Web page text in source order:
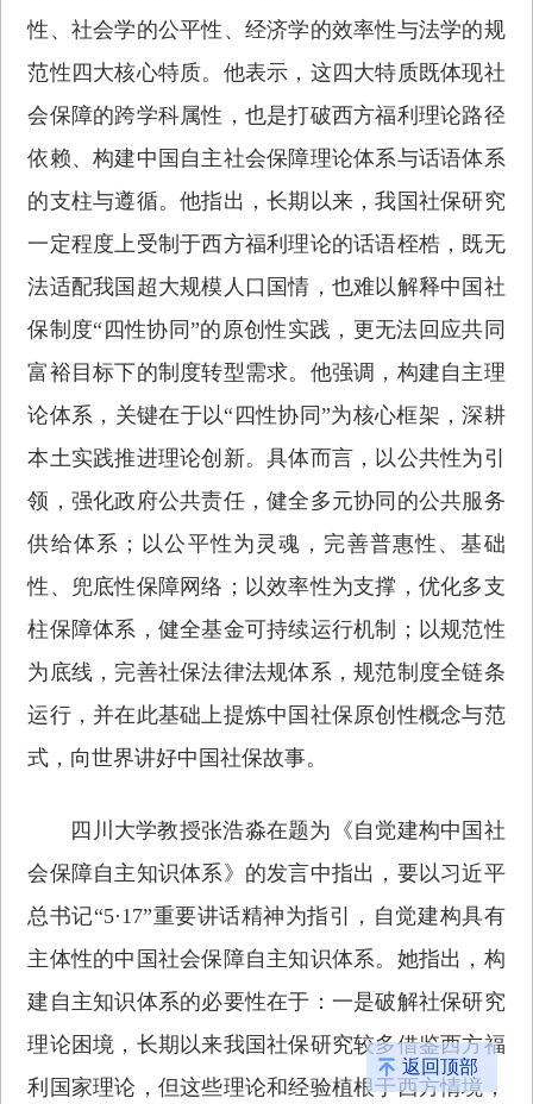
性、社会学的公平性、经济学的效率性与法学的规
范性四大核心特质。他表示，这四大特质既体现社
会保障的跨学科属性，也是打破西方福利理论路径
依赖、构建中国自主社会保障理论体系与话语体系
的支柱与遵循。他指出，长期以来，我国社保研究
一定程度上受制于西方福利理论的话语桎梏，既无
法适配我国超大规模人口国情，也难以解释中国社
保制度“四性协同”的原创性实践，更无法回应共同
富裕目标下的制度转型需求。他强调，构建自主理
论体系，关键在于以“四性协同”为核心框架，深耕
本土实践推进理论创新。具体而言，以公共性为引
领，强化政府公共责任，健全多元协同的公共服务
供给体系；以公平性为灵魂，完善普惠性、基础
性、兜底性保障网络；以效率性为支撑，优化多支
柱保障体系，健全基金可持续运行机制；以规范性
为底线，完善社保法律法规体系，规范制度全链条
运行，并在此基础上提炼中国社保原创性概念与范
式，向世界讲好中国社保故事。
四川大学教授张浩淼在题为《自觉建构中国社
会保障自主知识体系》的发言中指出，要以习近平
总书记“5·17”重要讲话精神为指引，自觉建构具有
主体性的中国社会保障自主知识体系。她指出，构
建自主知识体系的必要性在于：一是破解社保研究
理论困境，长期以来我国社保研究较多借鉴西方福
利国家理论，但这些理论和经验植根于西方情境，
返回顶部